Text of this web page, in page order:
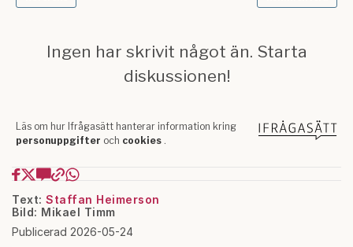
Text: Staffan Heimerson
Bild: Mikael Timm
Publicerad 2026-05-24